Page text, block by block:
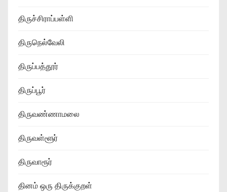
திருச்சிராப்பள்ளி
திருநெல்வேலி
திருப்பத்தூர்
திருப்பூர்
திருவண்ணாமலை
திருவள்ளூர்
திருவாரூர்
தினம் ஒரு திருக்குறள்